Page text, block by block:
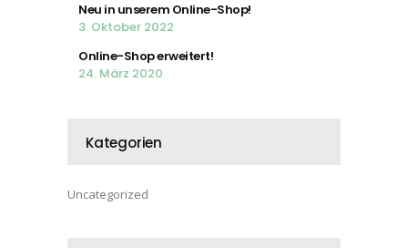
Neu in unserem Online-Shop!
3. Oktober 2022
Online-Shop erweitert!
24. März 2020
Kategorien
Uncategorized